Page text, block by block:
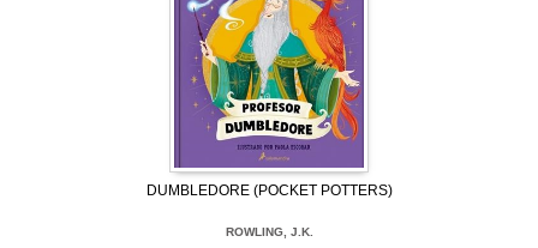
DUMBLEDORE (POCKET POTTERS)
ROWLING, J.K.